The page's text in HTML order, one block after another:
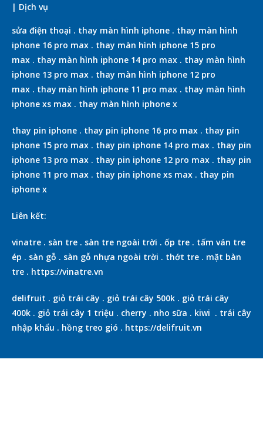
| Dịch vụ
sửa điện thoại . thay màn hình iphone . thay màn hình
iphone 16 pro max . thay màn hình iphone 15 pro
max . thay màn hình iphone 14 pro max . thay màn hình
iphone 13 pro max . thay màn hình iphone 12 pro
max . thay màn hình iphone 11 pro max . thay màn hình
iphone xs max . thay màn hình iphone x
thay pin iphone . thay pin iphone 16 pro max . thay pin
iphone 15 pro max . thay pin iphone 14 pro max . thay pin
iphone 13 pro max . thay pin iphone 12 pro max . thay pin
iphone 11 pro max . thay pin iphone xs max . thay pin
iphone x
Liên kết:
vinatre . sàn tre . sàn tre ngoài trời . ốp tre . tấm ván tre
ép . sàn gỗ . sàn gỗ nhựa ngoài trời . thớt tre . mặt bàn
tre . https://vinatre.vn
delifruit . giỏ trái cây . giỏ trái cây 500k . giỏ trái cây
400k . giỏ trái cây 1 triệu . cherry . nho sữa . kiwi . trái cây
nhập khẩu . hồng treo gió . https://delifruit.vn